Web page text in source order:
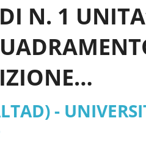
N. 1
TEMPO
LAVORO A
-